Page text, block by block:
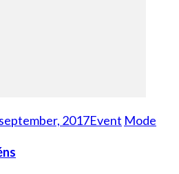
2017Event Mode